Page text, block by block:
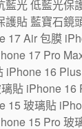
光 低藍光保
貼 藍寶石鏡
17 Air 包膜
17 Pro
iPhone 16
貼 iPhone
15 玻璃貼
15 Pro 玻